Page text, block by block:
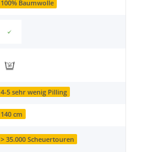
100% Baumwolle
4-5 sehr wenig Pilling
140 cm
> 35.000 Scheuertouren